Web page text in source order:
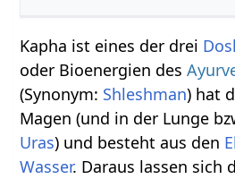
Kapha ist eines der drei
oder Bioenergien des
(Synonym: Shleshman) hat
Magen (und in der Lunge
Uras) und besteht aus den
Wasser. Daraus lassen sich